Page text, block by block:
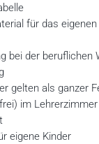
für das
bei der beruflichen
gelten als ganzer
im Lehrerzimmer
eigene Kinder